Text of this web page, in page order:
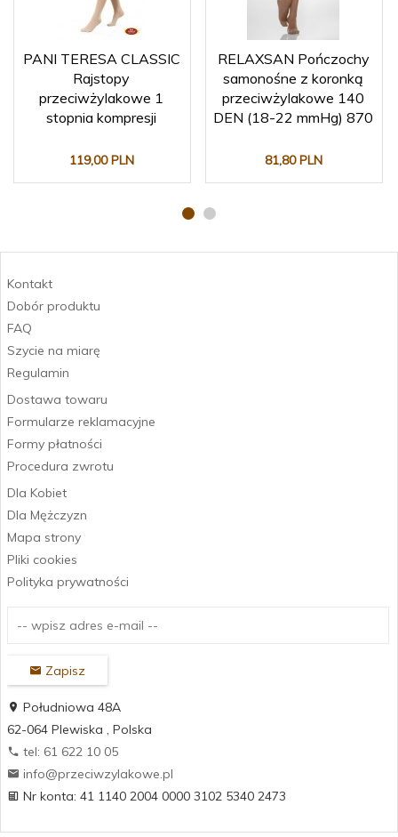
PANI TERESA CLASSIC
Rajstopy
przeciwżylakowe 1
stopnia kompresji
119,00 PLN
RELAXSAN Pończochy
samonośne z koronką
przeciwżylakowe 140
DEN (18-22 mmHg) 870
81,80 PLN
Kontakt
Dobór produktu
FAQ
Szycie na miarę
Regulamin
Dostawa towaru
Formularze reklamacyjne
Formy płatności
Procedura zwrotu
Dla Kobiet
Dla Mężczyzn
Mapa strony
Pliki cookies
Polityka prywatności
Zapisz
Południowa 48A
62-064 Plewiska , Polska
tel: 61 622 10 05
Nr konta: 41 1140 2004 0000 3102 5340 2473
info@przeciwzylakowe.pl